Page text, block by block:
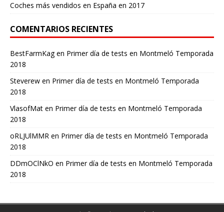
Coches más vendidos en España en 2017
COMENTARIOS RECIENTES
BestFarmKagen Primer día de tests en Montmeló Temporada
2018
Steverew en Primer día de tests en Montmeló Temporada
2018
VlasofMat en Primer día de tests en Montmeló Temporada
2018
oRLJUlMMR en Primer día de tests en Montmeló Temporada
2018
DDmOClNkO en Primer día de tests en Montmeló Temporada
2018